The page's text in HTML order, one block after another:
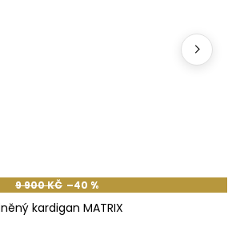
9 900 KČ –40 %
kardigan MATRIX